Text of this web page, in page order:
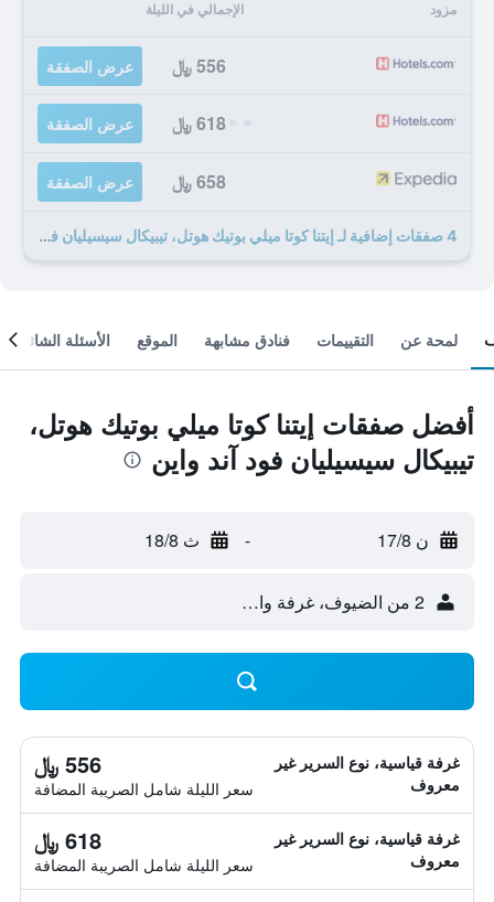
مزود الإجمالي في الليلة
556 ﷼ عرض الصفقة
618 ﷼ عرض الصفقة
658 ﷼ عرض الصفقة
4 صفقات إضافية لـ إيتنا كوتا ميلي بوتيك هوتل، تيبيكال سيسيليان فود آند واين
لمحة عن التقييمات فنادق مشابهة الموقع الأسئلة الشائعة
أفضل صفقات إيتنا كوتا ميلي بوتيك هوتل،
تيبيكال سيسيليان فود آند واين
ن 17/8 - ث 18/8
2 من الضيوف، غرفة واحدة
غرفة قياسية، نوع السرير غير
معروف
556 ﷼
سعر الليلة شامل الصريبة المضافة
غرفة قياسية، نوع السرير غير
معروف
618 ﷼
سعر الليلة شامل الصريبة المضافة